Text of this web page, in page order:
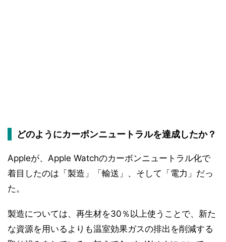
どのようにカーボンニュートラルを達成したか？
Appleが、Apple Watchのカーボンニュートラル化で
着目したのは「製造」「輸送」、そして「電力」だっ
た。
製造については、再生材を30％以上使うことで、新た
な資源を用いるよりも温室効果ガスの排出を削減する